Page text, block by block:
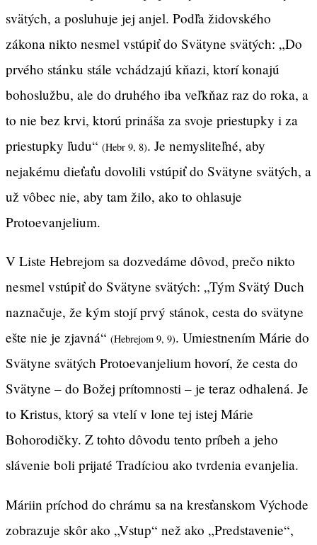
svätých, a posluhuje jej anjel. Podľa židovského
zákona nikto nesmel vstúpiť do Svätyne svätých: „Do
prvého stánku stále vchádzajú kňazi, ktorí konajú
bohoslužbu, ale do druhého iba veľkňaz raz do roka, a
to nie bez krvi, ktorú prináša za svoje priestupky i za
priestupky ľudu“ (Hebr 9, 8). Je nemysliteľné, aby
nejakému dieťaťu dovolili vstúpiť do Svätyne svätých, a
už vôbec nie, aby tam žilo, ako to ohlasuje
Protoevanjelium.
V Liste Hebrejom sa dozvedáme dôvod, prečo nikto
nesmel vstúpiť do Svätyne svätých: „Tým Svätý Duch
naznačuje, že kým stojí prvý stánok, cesta do svätyne
ešte nie je zjavná“ (Hebrejom 9, 9). Umiestnením Márie do
Svätyne svätých Protoevanjelium hovorí, že cesta do
Svätyne – do Božej prítomnosti – je teraz odhalená. Je
to Kristus, ktorý sa vtelí v lone tej istej Márie
Bohorodičky. Z tohto dôvodu tento príbeh a jeho
slávenie boli prijaté Tradíciou ako tvrdenia evanjelia.
Máriin príchod do chrámu sa na kresťanskom Východe
zobrazuje skôr ako „Vstup“ než ako „Predstavenie“,